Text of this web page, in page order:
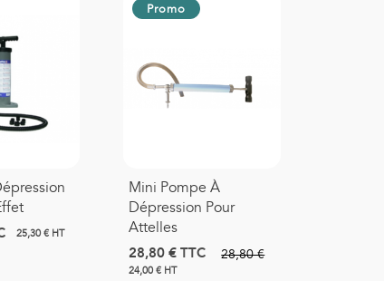
D'aspiration Stérile
1,39 €
Adulte PRO
25,30 € HT
Promo
Mini Pompe À
Dépression Pour
Attelles
28,80 €TTC 28,80 €
24,00 € HT